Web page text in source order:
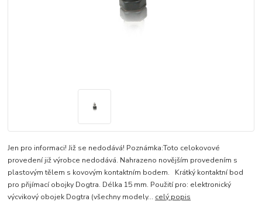
Jen pro informaci! Již se nedodává! Poznámka:Toto celokovové
provedení již výrobce nedodává. Nahrazeno novějším provedením s
plastovým tělem s kovovým kontaktním bodem. Krátký kontaktní bod
pro přijímací obojky Dogtra. Délka 15 mm. Použití pro: elektronický
výcvikový obojek Dogtra (všechny modely... celý popis